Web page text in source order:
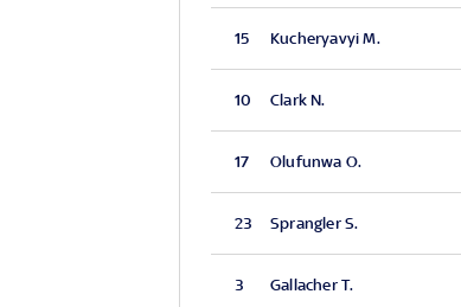
15 Kucheryavyi M.
10 Clark N.
17 Olufunwa O.
23 Sprangler S.
3 Gallacher T.